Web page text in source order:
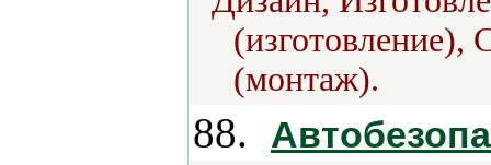
(изготовление),
(монтаж).
88.